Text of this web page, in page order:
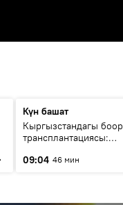
Күн башат
Кыргызстандагы боор
трансплантациясы:
келечеги
09:04 46 мин